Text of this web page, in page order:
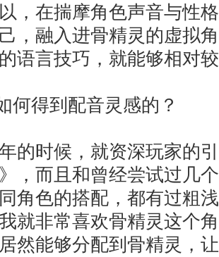
，在揣摩角色声音与性
，融入进骨精灵的虚拟
语言技巧，就能够相对
得到配音灵感的？
时候，就资深玩家的引
》，而且和曾经尝试过几
角色的搭配，都有过粗
就非常喜欢骨精灵这个
然能够分配到骨精灵，